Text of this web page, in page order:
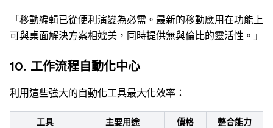
「移動編輯已從便利演變為必需。最新的移動應用在功能上
可與桌面解決方案相媲美，同時提供無與倫比的靈活性。」
10. 工作流程自動化中心
利用這些強大的自動化工具最大化效率：
工具 主要用途 價格 整合能力